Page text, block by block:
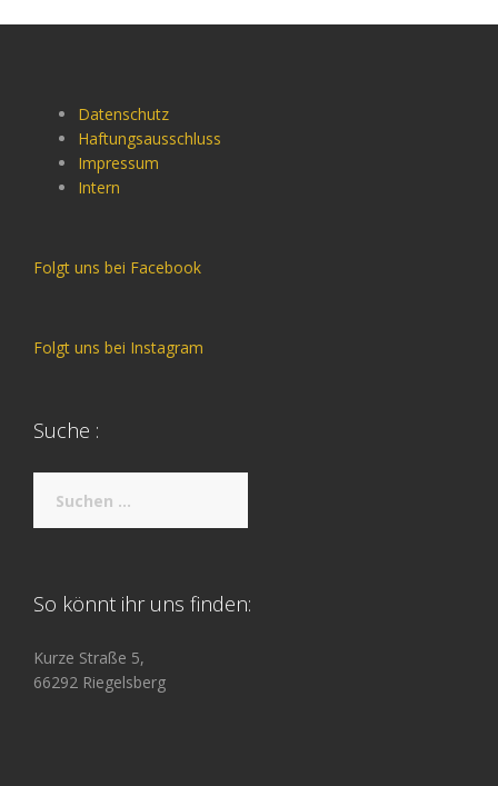
Datenschutz
Haftungsausschluss
Impressum
Intern
Folgt uns bei Facebook
Folgt uns bei Instagram
Suche :
nach:
So könnt ihr uns finden:
Kurze Straße 5,
66292 Riegelsberg